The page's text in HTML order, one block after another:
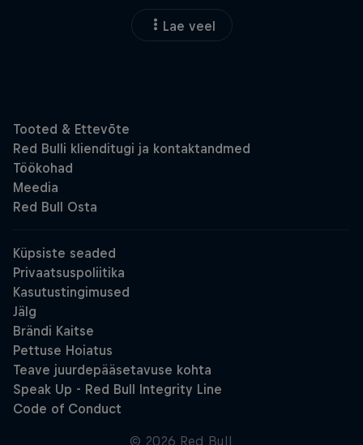
Lae veel